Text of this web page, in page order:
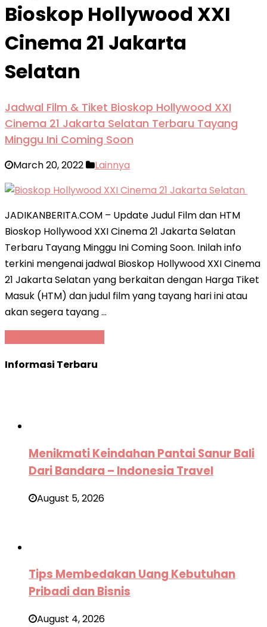
Bioskop Hollywood XXI
Cinema 21 Jakarta
Selatan
Jadwal Film & Tiket Bioskop Hollywood XXI
Cinema 21 Jakarta Selatan Terbaru Tayang
Minggu Ini Coming Soon
March 20, 2022 Lainnya
JADIKANBERITA.COM – Update Judul Film dan HTM
Bioskop Hollywood XXI Cinema 21 Jakarta Selatan
Terbaru Tayang Minggu Ini Coming Soon. Inilah info
terkini mengenai jadwal Bioskop Hollywood XXI Cinema
21 Jakarta Selatan yang berkaitan dengan Harga Tiket
Masuk (HTM) dan judul film yang tayang hari ini atau
akan segera tayang …
Informasi Terbaru
Menikmati Keindahan Pantai Sanur Bali
Dari Bandara – Indonesia Travel
August 5, 2026
Tips Membedakan Uang Kebutuhan
Pribadi dan Bisnis
August 4, 2026